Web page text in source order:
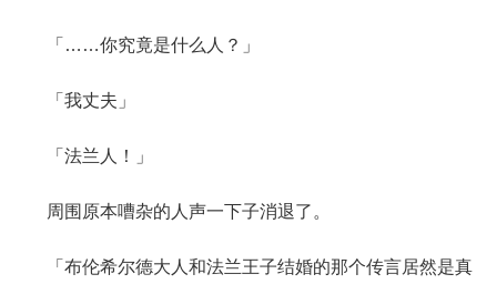
「……你究竟是什么人？」
「我丈夫」
「法兰人！」
周围原本嘈杂的人声一下子消退了。
「布伦希尔德大人和法兰王子结婚的那个传言居然是真